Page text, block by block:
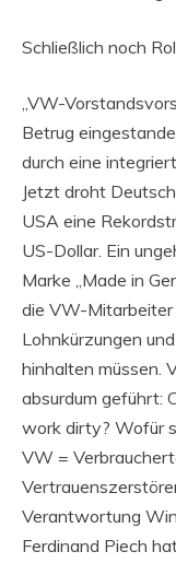
Schließlich noch
„VW-
Betrug
durch eine
Jetzt droht
USA eine
US-Dollar. Ein
Marke „Made in
die VW-
Lohnkürzungen
hinhalten müssen.
absurdum geführt:
work dirty? Wofür
VW =
Verantwortung
Ferdinand Piech